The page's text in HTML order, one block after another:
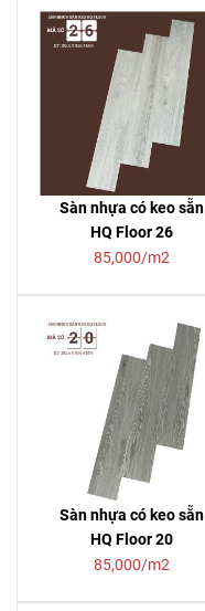
Sàn nhựa có keo sẵn
HQ Floor 26
85,000/m2
Sàn nhựa có keo sẵn
HQ Floor 20
85,000/m2